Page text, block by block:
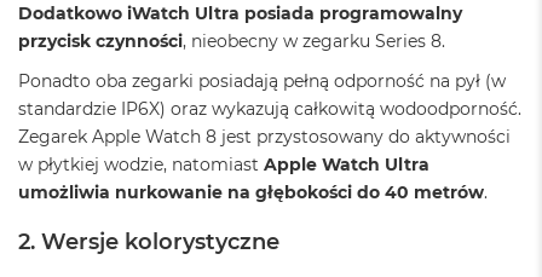
r
n
W
e
d
ł
u
p
Dodatkowo iWatch Ultra posiada programowalny
przycisk czynności, nieobecny w zegarku Series 8.
Ponadto oba zegarki posiadają pełną odporność na pył (w
standardzie IP6X) oraz wykazują całkowitą wodoodporność.
Zegarek Apple Watch 8 jest przystosowany do aktywności
w płytkiej wodzie, natomiast Apple Watch Ultra
umożliwia nurkowanie na głębokości do 40 metrów.
2. Wersje kolorystyczne